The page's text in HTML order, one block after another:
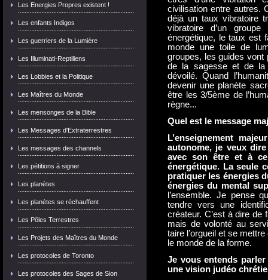
Les Energies Propres existent !
Les enfants Indigos
Les guerriers de la Lumière
Les Illuminati-Reptiliens
Les Lobbies et la Politique
Les Maîtres du Monde
Les mensonges de la Bible
Les Messages d'Extraterrestres
Les messages des channels
Les pétitions à signer
Les planètes
Les planètes se réchauffent
Les Pôles Terrestres
Les Projets des Maîtres du Monde
Les protocoles de Toronto
Les protocoles des Sages de Sion
civilisation entre autres.
déjà un taux vibratoire
vibratoire d’un
énergétique, le taux est
monde une toile de
groupes, les guides vont
de la sagesse et de la
dévoilé. Quand
devenir une planète
être les 3/5ème de
règne...
Quel est le message
L’enseignement
autonome, je veux
avec son être et à
énergétique. La seule
pratiquer les énergies
énergies du mental
l’ensemble. Je pense
tendre vers une
créateur. C’est à dire de
mais de volonté au
taire l’orgueil et se
le monde de la forme.
Je vous entends
une vision judéo